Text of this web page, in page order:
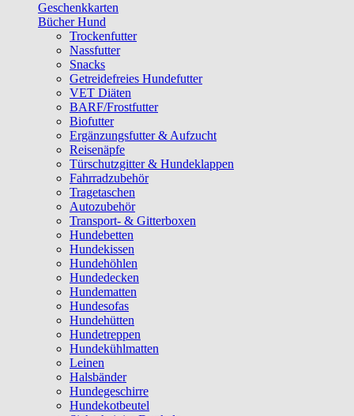
Geschenkkarten
Bücher Hund
Trockenfutter
Nassfutter
Snacks
Getreidefreies Hundefutter
VET Diäten
BARF/Frostfutter
Biofutter
Ergänzungsfutter & Aufzucht
Reisenäpfe
Türschutzgitter & Hundeklappen
Fahrradzubehör
Tragetaschen
Autozubehör
Transport- & Gitterboxen
Hundebetten
Hundekissen
Hundehöhlen
Hundedecken
Hundematten
Hundesofas
Hundehütten
Hundetreppen
Hundekühlmatten
Leinen
Halsbänder
Hundegeschirre
Hundekotbeutel